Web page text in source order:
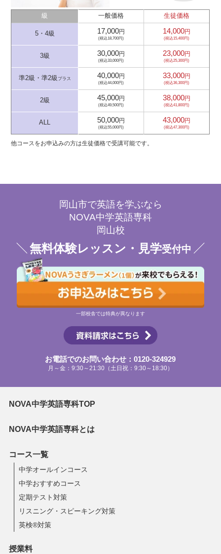
級 一般価格 生徒価格
5・4級 17,000円
(税込18,700円)
14,000円
(税込15,400円)
3級 30,000円
(税込33,000円)
23,000円
(税込25,300円)
準2級・準2級 プラス 40,000円
(税込44,000円)
33,000円
(税込36,300円)
2級 45,000円
(税込49,500円)
38,000円
(税込41,800円)
ALL 50,000円
(税込55,000円)
43,000円
(税込47,300円)
他コースをお申込みの方は生徒価格で受講可能です。
岡山市で英語を学ぶなら
NOVA中学英語専科
岡山校
無料体験レッスン・見学受付中
一部校舎では特典が異なります
お電話でのお問い合わせ：0120-324929
月～金：9:30～21:30（土日祝：9:30～18:30）
NOVA中学英語専科TOP
NOVA中学英語専科とは
コース一覧
中学オールインコース
中学おすすめコース
定期テスト対策
リスニング・スピーキング対策
英検®対策
授業料